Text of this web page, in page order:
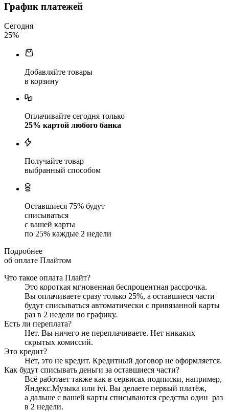
График платежей
Сегодня
25%
Добавляйте товары
в корзину
Оплачивайте сегодня только
25% картой любого банка
Получайте товар
выбранный способом
Оставшиеся 75% будут
списываться
с вашей карты
по 25% каждые 2 недели
Подробнее
об оплате Плайтом
Что такое оплата Плайт?
Это короткая мгновенная беспроцентная рассрочка.
Вы оплачиваете сразу только 25%, а оставшиеся части
будут списываться автоматически с привязанной карты
раз в 2 недели по графику.
Есть ли переплата?
Нет. Вы ничего не переплачиваете. Нет никаких
скрытых комиссий.
Это кредит?
Нет, это не кредит. Кредитный договор не оформляется.
Как будут списывать деньги за оставшиеся части?
Всё работает также как в сервисах подписки, например,
Яндекс.Музыка или ivi. Вы делаете первый платёж,
а дальше с вашей карты списываются средства один раз
в 2 недели.